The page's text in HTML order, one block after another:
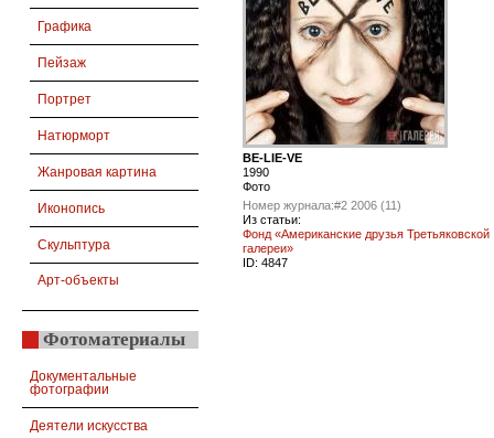
Графика
Пейзаж
Портрет
Натюрморт
Жанровая картина
Иконопись
Скульптура
Арт-объекты
Фотоматериалы
Документальные
фотографии
Деятели искусства
BE-LIE-VE
1990
Фото
Номер журнала:#2 2006 (11)
Из статьи:
Фонд «Американские друзья Третьяковской
галереи»
ID: 4847